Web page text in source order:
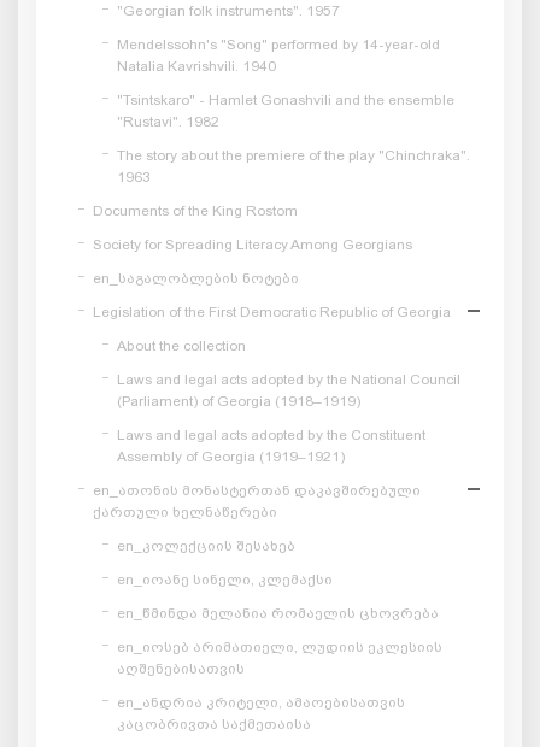
"Georgian folk instruments". 1957
Mendelssohn's "Song" performed by 14-year-old
Natalia Kavrishvili. 1940
"Tsintskaro" - Hamlet Gonashvili and the ensemble
"Rustavi". 1982
The story about the premiere of the play "Chinchraka".
1963
Documents of the King Rostom
Society for Spreading Literacy Among Georgians
en_საგალობლების ნოტები
Legislation of the First Democratic Republic of Georgia
About the collection
Laws and legal acts adopted by the National Council
(Parliament) of Georgia (1918–1919)
Laws and legal acts adopted by the Constituent
Assembly of Georgia (1919–1921)
en_ათონის მონასტერთან დაკავშირებული
ქართული ხელნაწერები
en_კოლექციის შესახებ
en_იოანე სინელი, კლემაქსი
en_წმინდა მელანია რომაელის ცხოვრება
en_იოსებ არიმათიელი, ლუდიის ეკლესიის
აღშენებისათვის
en_ანდრია კრიტელი, ამაოებისათვის
კაცობრივთა საქმეთაისა